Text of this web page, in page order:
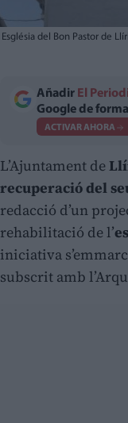
Església del Bon Pastor de
Añadir El
Google de
ACTIVAR AHORA
L’Ajuntament de
recuperació del
redacció d’un
rehabilitació de l’
iniciativa
subscrit amb